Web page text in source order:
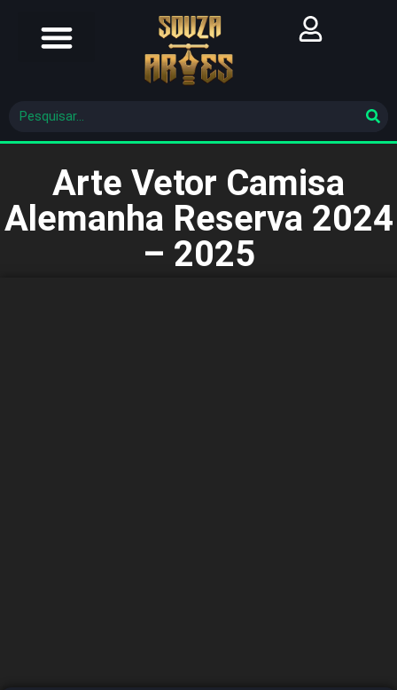
Arte Vetor Camisa
Alemanha Reserva 2024
– 2025